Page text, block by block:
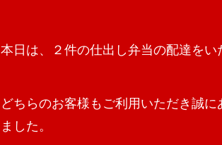
本日は、２件の仕出し弁当の配達をい
どちらのお客様もご利用いただき誠に
ました。